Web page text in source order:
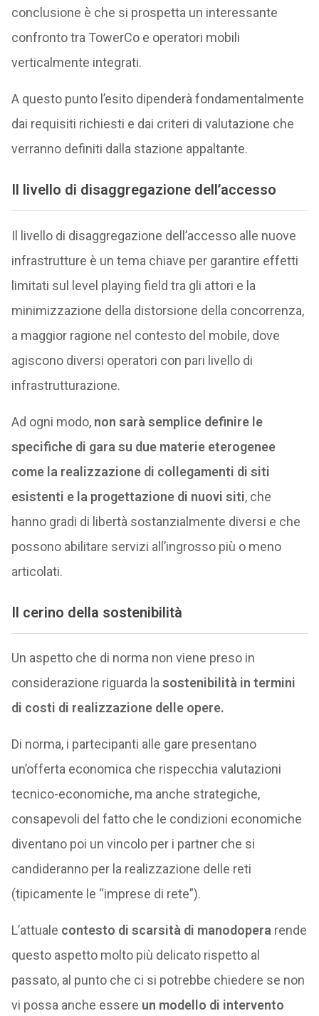
conclusione è che si prospetta un interessante
confronto tra TowerCo e operatori mobili
verticalmente integrati.
A questo punto l’esito dipenderà fondamentalmente
dai requisiti richiesti e dai criteri di valutazione che
verranno definiti dalla stazione appaltante.
Il livello di disaggregazione dell’accesso
Il livello di disaggregazione dell’accesso alle nuove
infrastrutture è un tema chiave per garantire effetti
limitati sul level playing field tra gli attori e la
minimizzazione della distorsione della concorrenza,
a maggior ragione nel contesto del mobile, dove
agiscono diversi operatori con pari livello di
infrastrutturazione.
Ad ogni modo, non sarà semplice definire le
specifiche di gara su due materie eterogenee
come la realizzazione di collegamenti di siti
esistenti e la progettazione di nuovi siti, che
hanno gradi di libertà sostanzialmente diversi e che
possono abilitare servizi all’ingrosso più o meno
articolati.
Il cerino della sostenibilità
Un aspetto che di norma non viene preso in
considerazione riguarda lasostenibilità in termini
di costi di realizzazione delle opere.
Di norma, i partecipanti alle gare presentano
un’offerta economica che rispecchia valutazioni
tecnico-economiche, ma anche strategiche,
consapevoli del fatto che le condizioni economiche
diventano poi un vincolo per i partner che si
candideranno per la realizzazione delle reti
(tipicamente le “imprese di rete”).
L’attuale contesto di scarsità di manodoperarende
questo aspetto molto più delicato rispetto al
passato, al punto che ci si potrebbe chiedere se non
vi possa anche essere un modello di intervento